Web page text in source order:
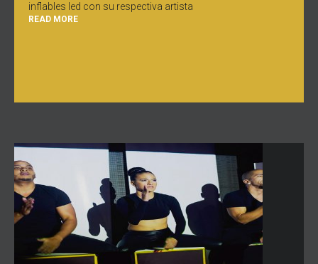
inflables led con su respectiva artista
READ MORE